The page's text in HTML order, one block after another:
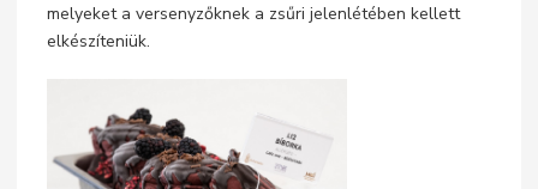
melyeket a versenyzőknek a zsűri jelenlétében kellett
elkészíteniük.